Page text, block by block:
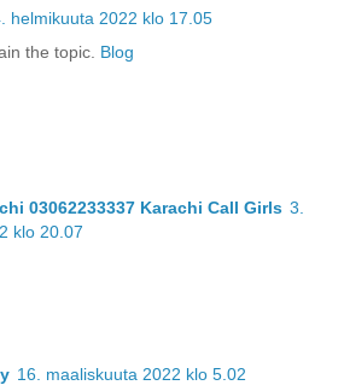
helmikuuta 2022 klo 17.05
the topic. Blog
03062233337 Karachi Call Girls 3.
klo 20.07
16. maaliskuuta 2022 klo 5.02